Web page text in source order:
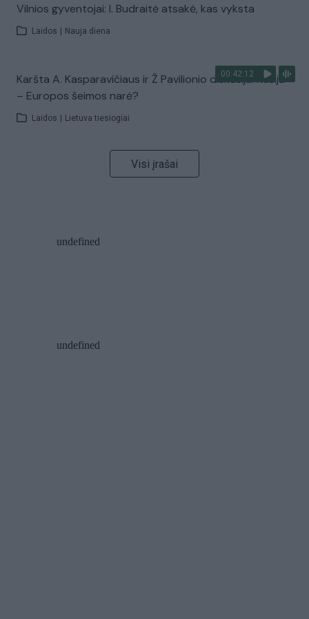
Vilnios gyventojai: I. Budraitė atsakė, kas vyksta
Laidos Nauja diena
00:42:12
Karšta A. Kasparavičiaus ir Ž Pavilionio diskusija: Rusija
– Europos šeimos narė?
Laidos Lietuva tiesiogiai
Visi įrašai